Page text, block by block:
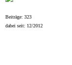
Beiträge: 323
dabei seit: 12/2012